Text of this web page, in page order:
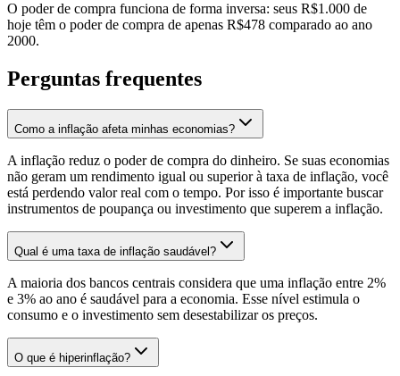
O poder de compra funciona de forma inversa: seus R$1.000 de
hoje têm o poder de compra de apenas R$478 comparado ao ano
2000.
Perguntas frequentes
Como a inflação afeta minhas economias?
A inflação reduz o poder de compra do dinheiro. Se suas economias
não geram um rendimento igual ou superior à taxa de inflação, você
está perdendo valor real com o tempo. Por isso é importante buscar
instrumentos de poupança ou investimento que superem a inflação.
Qual é uma taxa de inflação saudável?
A maioria dos bancos centrais considera que uma inflação entre 2%
e 3% ao ano é saudável para a economia. Esse nível estimula o
consumo e o investimento sem desestabilizar os preços.
O que é hiperinflação?